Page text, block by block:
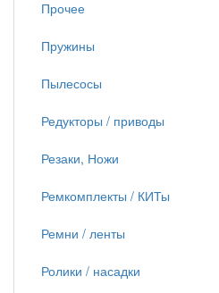
Прочее
Пружины
Пылесосы
Редукторы / приводы
Резаки, Ножи
Ремкомплекты / КИТы
Ремни / ленты
Ролики / насадки